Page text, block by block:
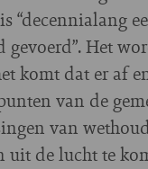
“decennialang
gevoerd”. Het
komt dat er af
van de
van
uit de lucht te